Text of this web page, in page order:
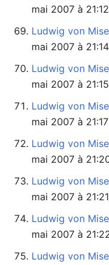
mai 2007 à
Ludwig von
mai 2007 à
Ludwig von
mai 2007 à
Ludwig von
mai 2007 à
Ludwig von
mai 2007 à
Ludwig von
mai 2007 à
Ludwig von
mai 2007 à
Ludwig von